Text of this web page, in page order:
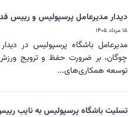
دیدار مدیرعامل پرسپولیس و رییس
۱۵ مرداد ۱۴۰۵
مدیرعامل باشگاه پرسپولیس در
چوگان، بر ضرورت حفظ و ترویج
توسعه همکاری‌های...
تسلیت باشگاه پرسپولیس به نایب